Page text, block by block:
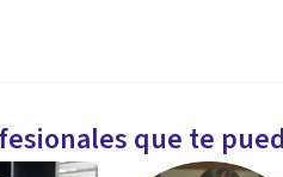
que te